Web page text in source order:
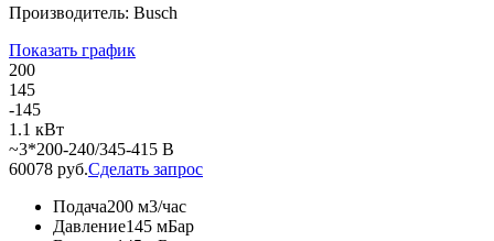
Производитель: Busch
Показать график
200
145
-145
1.1 кВт
~3*200-240/345-415 В
60078 руб.Сделать запрос
Подача200 м3/час
Давление145 мБар